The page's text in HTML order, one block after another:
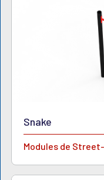
Snake
Modules de